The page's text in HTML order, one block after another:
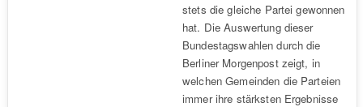
stets die gleiche Partei gewonnen
hat. Die Auswertung dieser
Bundestagswahlen durch die
Berliner Morgenpost zeigt, in
welchen Gemeinden die Parteien
immer ihre stärksten Ergebnisse